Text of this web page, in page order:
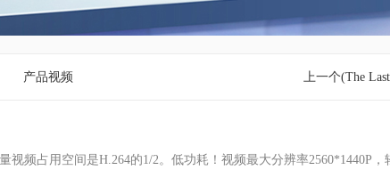
产品视频 上一个(The
频占用空间是H.264的1/2。低功耗！视频最大分辨率2560*1440P，